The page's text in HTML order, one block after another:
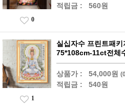
적립금 : 560원
0
실십자수 프린트패
75*108cm-11ct전체
상품가 : 54,000원
적립금 : 540원
1